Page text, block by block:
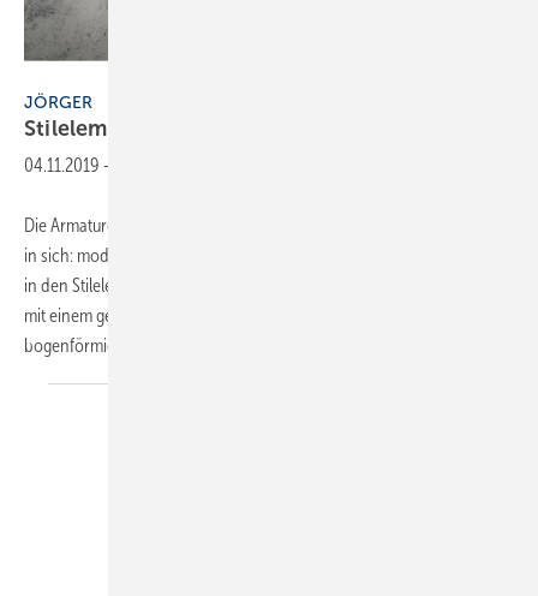
JÖRGER
Stilelemente des Industrial
04.11.2019 -
Die Armaturenserie „Valencia“ von Jörger vereint drei Stilrichtungen
in sich: modern, klassisch, luxuriös. Der moderne Charakter zeigt sich
in den Stilelementen des Industrial Design, indem die runden Griffe
mit einem geriffelten Rand versehen sind. Der hoch aufgerichtete,
bogenförmige